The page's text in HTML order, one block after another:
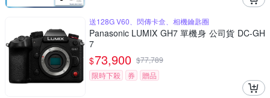
送128G V60、閃傳卡盒、相機鑰匙圈
Panasonic LUMIX GH7 單機身 公司貨 DC-GH
7
$73,900 $77,789
限時下殺
券 贈品